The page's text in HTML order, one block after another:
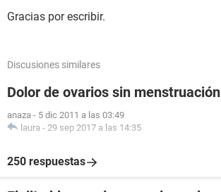
Gracias por escribir.
Discusiones similares
Dolor de ovarios sin menstruación
anaza - 5 dic 2011 a las 03:49
laura - 29 sep 2017 a las 14:35
250 respuestas